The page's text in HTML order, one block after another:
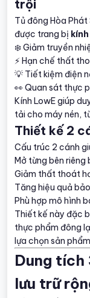
trội
Tủ đông Hòa Phát
được trang bị
❄️ Giảm truyền
⚡ Hạn chế thất
💡 Tiết kiệm điện
👀 Quan sát thực
Kính LowE giúp
tải cho máy nén,
Thiết kế 2
Cấu trúc 2 cánh
Mở từng bên riêng
Giảm thất thoát
Tăng hiệu quả
Phù hợp mô hình
Thiết kế này đặc
thực phẩm đông
lựa chọn sản
Dung tích
lưu trữ